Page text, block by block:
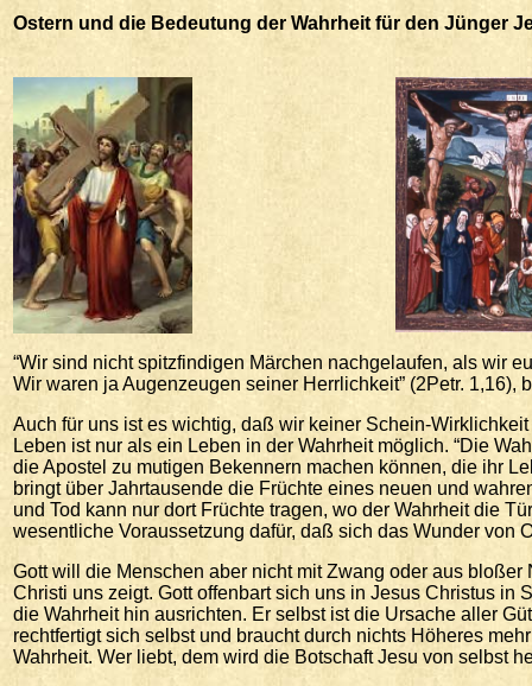
Ostern und die Bedeutung der Wahrheit für den Jünger
“Wir sind nicht spitzfindigen Märchen nachgelaufen, als wir
Wir waren ja Augenzeugen seiner Herrlichkeit” (2Petr.
Auch für uns ist es wichtig, daß wir keiner Schein-
Leben ist nur als ein Leben in der Wahrheit möglich. “Die
die Apostel zu mutigen Bekennern machen können, die ihr
bringt über Jahrtausende die Früchte eines neuen und
und Tod kann nur dort Früchte tragen, wo der Wahrheit die
wesentliche Voraussetzung dafür, daß sich das Wunder von
Gott will die Menschen aber nicht mit Zwang oder aus
Christi uns zeigt. Gott offenbart sich uns in Jesus Christus
die Wahrheit hin ausrichten. Er selbst ist die Ursache aller
rechtfertigt sich selbst und braucht durch nichts Höheres
Wahrheit. Wer liebt, dem wird die Botschaft Jesu von selbst